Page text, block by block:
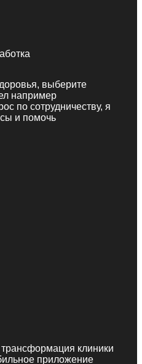
выберите
например
по сотрудничеству, я
и помочь
клиники
приложение